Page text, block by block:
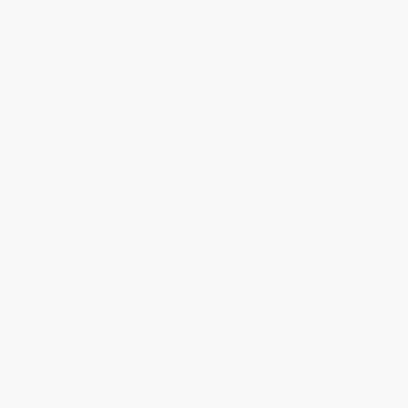
Öffnungszeiten und Informationen zu
erfolgt sind.
Raum werden aufgegriffen.